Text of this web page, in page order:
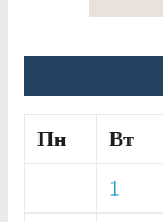
Пн Вт
1